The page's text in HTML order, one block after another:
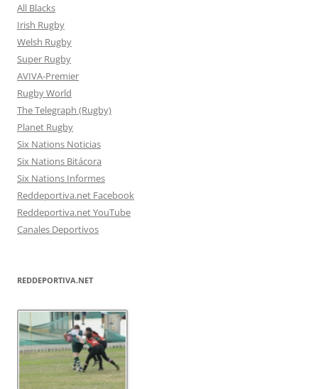
All Blacks
Irish Rugby
Welsh Rugby
Super Rugby
AVIVA-Premier
Rugby World
The Telegraph (Rugby)
Planet Rugby
Six Nations Noticias
Six Nations Bitácora
Six Nations Informes
Reddeportiva.net Facebook
Reddeportiva.net YouTube
Canales Deportivos
REDDEPORTIVA.NET